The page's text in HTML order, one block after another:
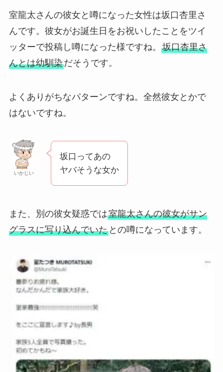
室龍太さんの彼女と噂になった女性は坂口杏里さ
んです。彼女がお誕生日をお祝いしたことをツイ
ッターで投稿し噂になった様ですね。 坂口杏里さ
んとは幼馴染だそうです。
よくありがちなパターンですね。全然彼女とかで
はないですね。
いかじい
坂口ってあの
ヤバそうな女か
また、別の彼女疑惑では室龍太さんの彼女がサン
グラスに写り込んでいたとの噂になっています。